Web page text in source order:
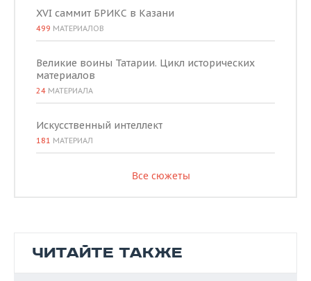
XVI саммит БРИКС в Казани
499 МАТЕРИАЛОВ
Великие воины Татарии. Цикл исторических
материалов
24 МАТЕРИАЛА
Искусственный интеллект
181 МАТЕРИАЛ
Все сюжеты
ЧИТАЙТЕ ТАКЖЕ